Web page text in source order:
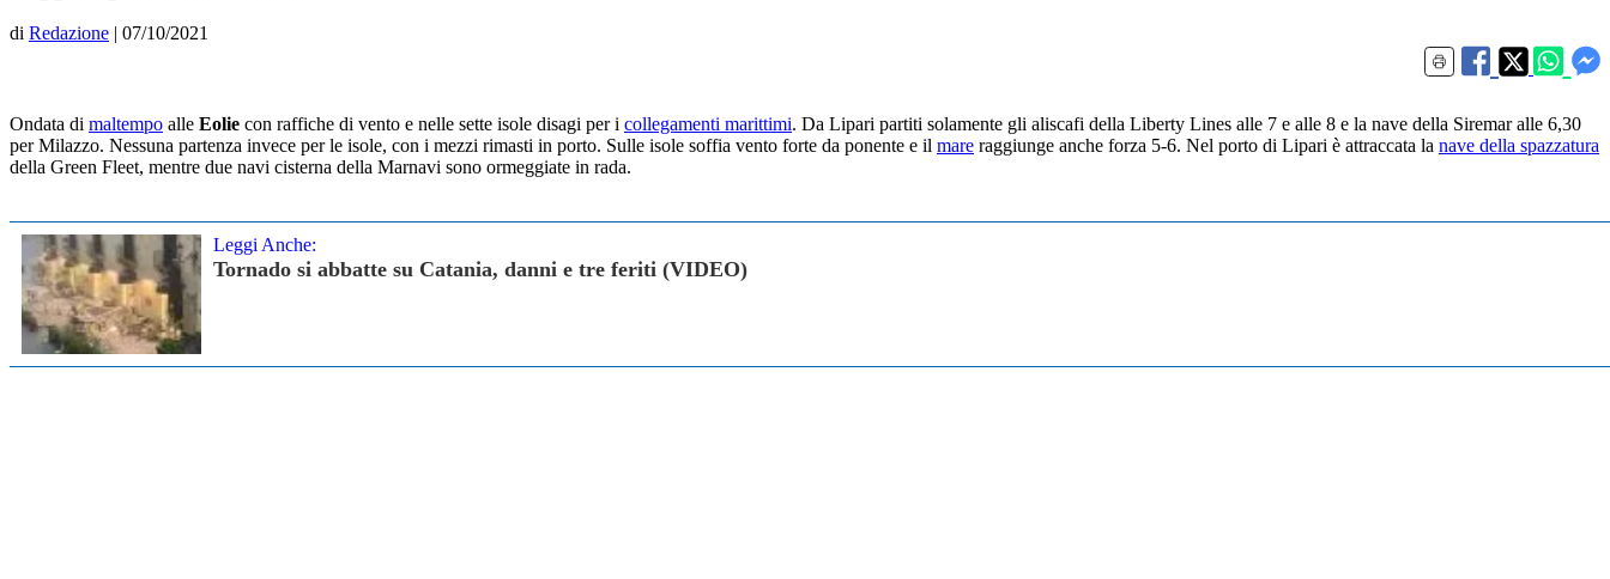
di Redazione | 07/10/2021
Ondata di maltempo alle Eolie con raffiche di vento e nelle sette isole disagi per i collegamenti marittimi. Da Lipari partiti solamente gli aliscafi della Liberty Lines alle 7 e alle 8 e la nave della Siremar alle 6,30
per Milazzo. Nessuna partenza invece per le isole, con i mezzi rimasti in porto. Sulle isole soffia vento forte da ponente e il mare raggiunge anche forza 5-6. Nel porto di Lipari è attraccata la nave della spazzatura
della Green Fleet, mentre due navi cisterna della Marnavi sono ormeggiate in rada.
Leggi Anche:
Tornado si abbatte su Catania, danni e tre feriti (VIDEO)